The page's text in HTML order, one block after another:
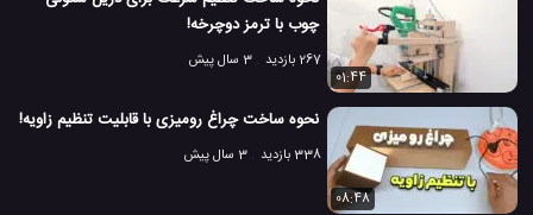
چوب با ترمز دوچرخه!
267 بازدید
3 سال پیش
01:44
نحوه ساخت چراغ رومیزی با قابلیت تنظیم زاویه!
338 بازدید 3 سال پیش
08:48